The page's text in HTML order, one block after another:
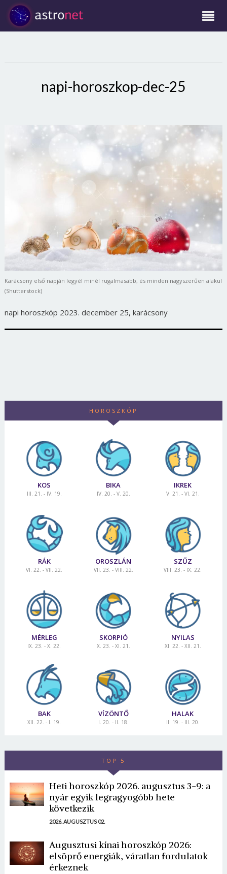
napi-horoszkop-dec-25
Karácsony első napján legyél minél rugalmasabb, és minden nagyszerűen alakul
(Shutterstock)
napi horoszkóp 2023. december 25, karácsony
HOROSZKÓP
KOS
III. 21. - IV. 19.
BIKA
IV. 20. - V. 20.
IKREK
V. 21. - VI. 21.
RÁK
VI. 22. - VII. 22.
OROSZLÁN
VII. 23. - VIII. 22.
SZŰZ
VIII. 23. - IX. 22.
MÉRLEG
IX. 23. - X. 22.
SKORPIÓ
X. 23. - XI. 21.
NYILAS
XI. 22. - XII. 21.
BAK
XII. 22. - I. 19.
VÍZÖNTŐ
I. 20. - II. 18.
HALAK
II. 19. - III. 20.
TOP 5
Heti horoszkóp 2026. augusztus 3-9: a
nyár egyik legragyogóbb hete
következik
2026. AUGUSZTUS 02.
Augusztusi kínai horoszkóp 2026:
elsöprő energiák, váratlan fordulatok
érkeznek